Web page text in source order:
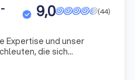
(44)
9,0
Expertise und unser
die sich